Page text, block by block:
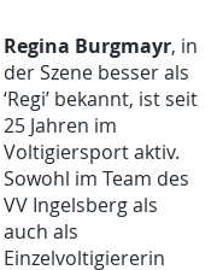
Regina Burgmayr, in
der Szene besser als
‘Regi’ bekannt, ist seit
25 Jahren im
Voltigiersport aktiv.
Sowohl im Team des
VV Ingelsberg als
auch als
Einzelvoltigiererin